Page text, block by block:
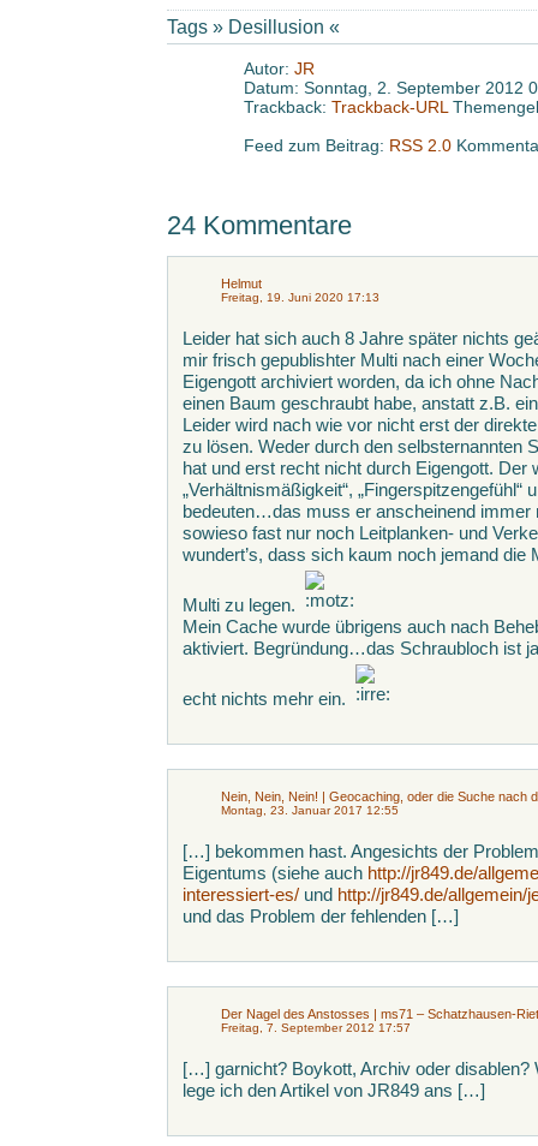
Tags » Desillusion «
Autor: JR
Datum: Sonntag, 2. September 2012
Trackback: Trackback-URL
Feed zum Beitrag: RSS 2.0
24 Kommentare
Helmut
Freitag, 19. Juni 2020 17:13
Leider hat sich auch 8 Jahre später nichts
mir frisch gepublishter Multi nach einer
Eigengott archiviert worden, da ich ohne
einen Baum geschraubt habe, anstatt z.B.
Leider wird nach wie vor nicht erst der
zu lösen. Weder durch den selbsternannten
hat und erst recht nicht durch Eigengott. Der
„Verhältnismäßigkeit“, „Fingerspitzengefühl“
bedeuten…das muss er anscheinend immer
sowieso fast nur noch Leitplanken- und
wundert’s, dass sich kaum noch jemand die
Multi zu legen.
Mein Cache wurde übrigens auch nach
aktiviert. Begründung…das Schraubloch ist
echt nichts mehr ein.
Nein, Nein, Nein! | Geocaching, oder die Suche nach
Montag, 23. Januar 2017 12:55
[…] bekommen hast. Angesichts der
Eigentums (siehe auch http://jr849.de/
interessiert-es/ und http://jr849.de/
und das Problem der fehlenden […]
Der Nagel des Anstosses | ms71 – Schatzhausen-
Freitag, 7. September 2012 17:57
[…] garnicht? Boykott, Archiv oder disablen?
lege ich den Artikel von JR849 ans […]